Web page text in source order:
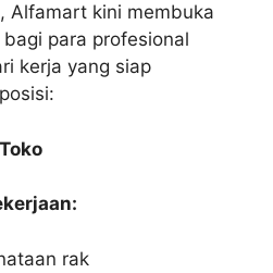
Alfamart kini membuka
para profesional
kerja yang siap
rak